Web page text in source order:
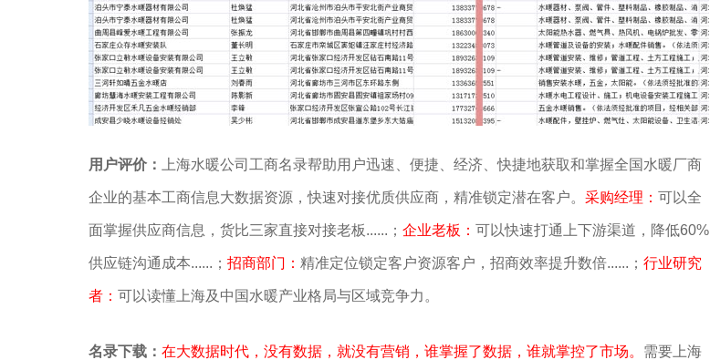
用户评价： 上海水暖公司工商名录帮助用户迅速、便捷、经济、快捷地获取和掌握全国水暖厂商
企业的基本工商信息大数据资源，快速对接优质供应商，精准锁定潜在客户。 采购经理： 可以全
面掌握供应商信息，货比三家直接对接老板......； 企业老板： 可以快速打通上下游渠道，降低60%
供应链沟通成本......； 招商部门： 精准定位锁定客户资源客户，招商效率提升数倍......； 行业研究
者： 可以读懂上海及中国水暖产业格局与区域竞争力。
名录下载： 在大数据时代，没有数据，就没有营销，谁掌握了数据，谁就掌控了市场。 需要上海